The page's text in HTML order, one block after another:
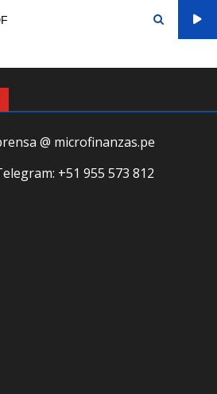
@ microfinanzas.pe
+51 955 573 812